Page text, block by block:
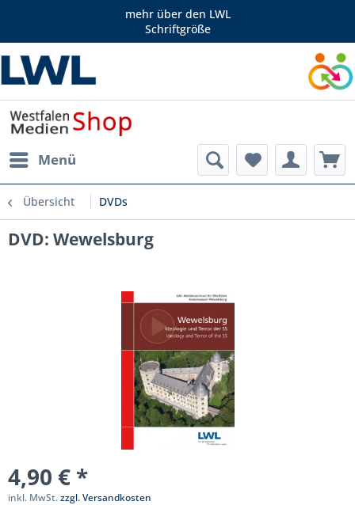
mehr über den LWL
Schriftgröße
Menü
Übersicht DVDs
DVD: Wewelsburg
4,90 € *
inkl. MwSt.zzgl. Versandkosten